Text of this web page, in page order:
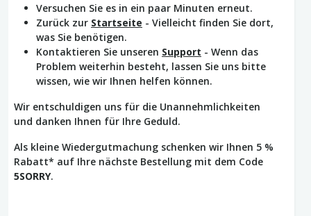
Versuchen Sie es in ein paar Minuten erneut.
Zurück zur Startseite - Vielleicht finden Sie dort,
was Sie benötigen.
Kontaktieren Sie unseren Support - Wenn das
Problem weiterhin besteht, lassen Sie uns bitte
wissen, wie wir Ihnen helfen können.
Wir entschuldigen uns für die Unannehmlichkeiten
und danken Ihnen für Ihre Geduld.
Als kleine Wiedergutmachung schenken wir Ihnen 5 %
Rabatt* auf Ihre nächste Bestellung mit dem Code
5SORRY.